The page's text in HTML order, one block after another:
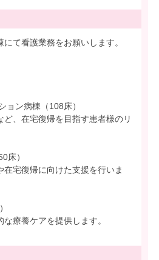
て看護業務をお願いします。
ョン病棟（108床）
ど、在宅復帰を目指す患者様のリ
床）
宅復帰に向けた支援を行いま
療養ケアを提供します。